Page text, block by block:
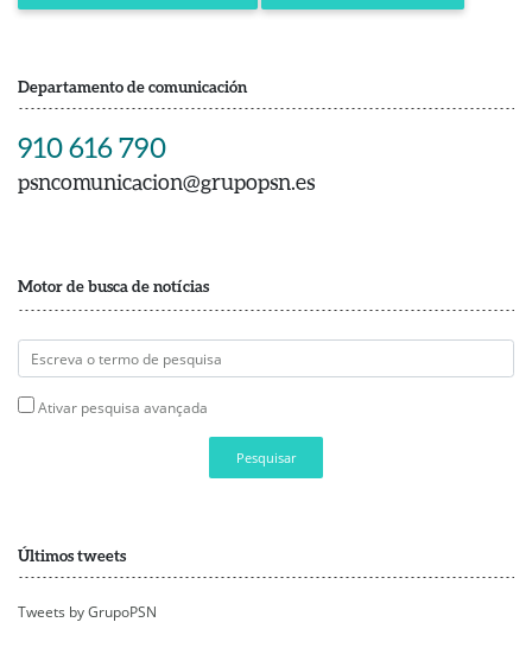
Departamento de comunicación
910 616 790
psncomunicacion@grupopsn.es
Motor de busca de notícias
Ativar pesquisa avançada
Pesquisar
Últimos tweets
Tweets by GrupoPSN